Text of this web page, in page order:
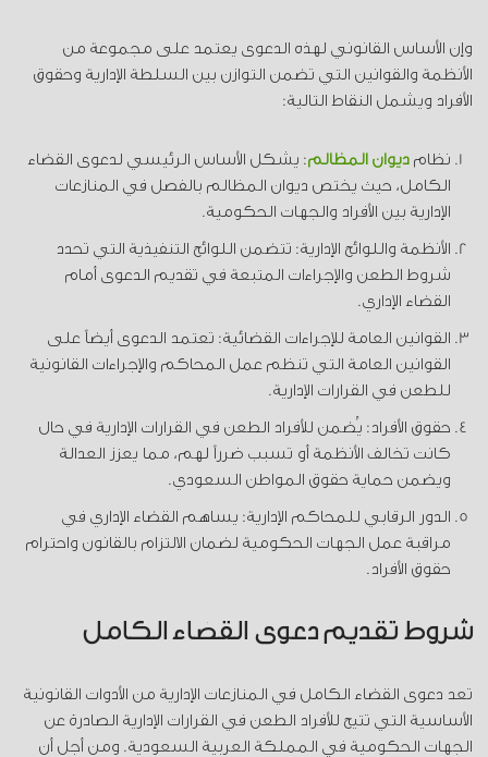
وإن الأساس القانوني لهذه الدعوى يعتمد على مجموعة من
الأنظمة والقوانين التي تضمن التوازن بين السلطة الإدارية وحقوق
الأفراد ويشمل النقاط التالية:
نظامديوان المظالم: يشكل الأساس الرئيسي لدعوى القضاء
الكامل، حيث يختص ديوان المظالم بالفصل في المنازعات
الإدارية بين الأفراد والجهات الحكومية.
الأنظمة واللوائح الإدارية: تتضمن اللوائح التنفيذية التي تحدد
شروط الطعن والإجراءات المتبعة في تقديم الدعوى أمام
القضاء الإداري.
القوانين العامة للإجراءات القضائية: تعتمد الدعوى أيضاً على
القوانين العامة التي تنظم عمل المحاكم والإجراءات القانونية
للطعن في القرارات الإدارية.
حقوق الأفراد: يُضمن للأفراد الطعن في القرارات الإدارية في حال
كانت تخالف الأنظمة أو تسبب ضرراً لهم، مما يعزز العدالة
ويضمن حماية حقوق المواطن السعودي.
الدور الرقابي للمحاكم الإدارية: يساهم القضاء الإداري في
مراقبة عمل الجهات الحكومية لضمان الالتزام بالقانون واحترام
حقوق الأفراد.
شروط تقديم دعوى القضاء الكامل
تعد دعوى القضاء الكامل في المنازعات الإدارية من الأدوات القانونية
الأساسية التي تتيح للأفراد الطعن في القرارات الإدارية الصادرة عن
الجهات الحكومية في المملكة العربية السعودية. ومن أجل أن